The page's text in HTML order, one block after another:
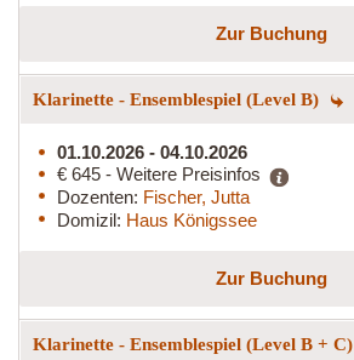
Zur Buchung
Klarinette - Ensemblespiel (Level B)
01.10.2026 - 04.10.2026
€ 645 - Weitere Preisinfos
Dozenten: Fischer, Jutta
Domizil: Haus Königssee
Zur Buchung
Klarinette - Ensemblespiel (Level B + C)